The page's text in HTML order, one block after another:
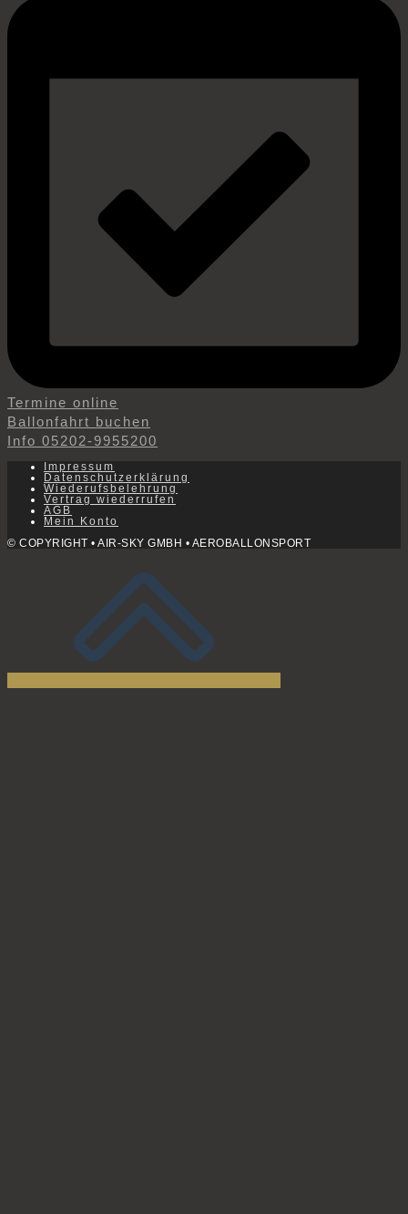
Termine online
Ballonfahrt buchen
Info 05202-9955200
Impressum
Datenschutzerklärung
Wiederufsbelehrung
Vertrag wiederrufen
AGB
Mein Konto
© COPYRIGHT • AIR-SKY GMBH • AEROBALLONSPORT